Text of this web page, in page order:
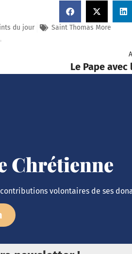
du jour Saint Thomas More
Le Pape
Chrétienne
volontaires de ses